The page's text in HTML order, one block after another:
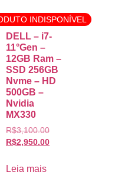
INDISPONÍVEL
DELL – i7-
11°Gen –
12GB Ram –
SSD 256GB
Nvme – HD
500GB –
Nvidia
MX330
R$3,100.00
R$2,950.00
Leia mais